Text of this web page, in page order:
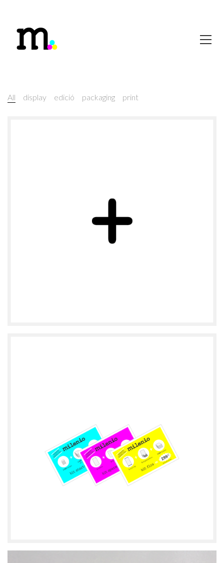
All display edició packaging print